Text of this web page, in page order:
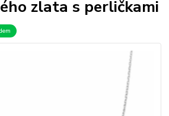
zlata s perličkami